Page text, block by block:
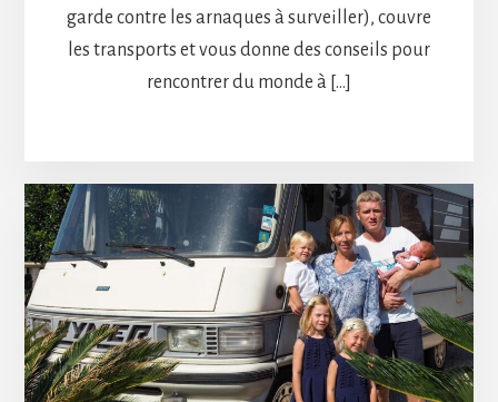
garde contre les arnaques à surveiller), couvre
les transports et vous donne des conseils pour
rencontrer du monde à […]